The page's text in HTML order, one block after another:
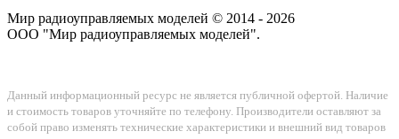
Мир радиоуправляемых моделей © 2014 - 2026
ООО "Мир радиоуправляемых моделей".
Данный информационный ресурс не является публичной офертой. Наличие
и стоимость товаров уточняйте по телефону. Производители оставляют за
собой право изменять технические характеристики и внешний вид товаров